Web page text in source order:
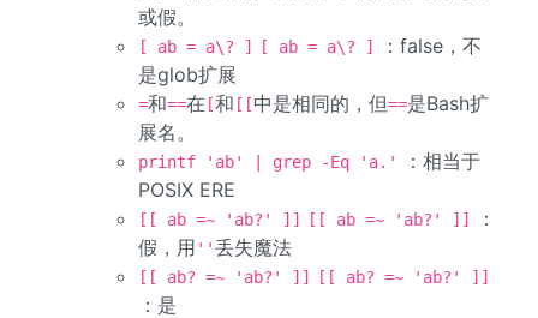
或假。
[ ab = a\? ] [ ab = a\? ]
：false，不
是glob扩展
=和==在 [和 [[中是相同的，但==是Bash扩
展名。
printf 'ab' | grep -Eq 'a.'
：相当于
POSIX ERE
[[ ab =~ 'ab?' ]] [[ ab =~ 'ab?' ]]
：
假，用 ''丢失魔法
[[ ab? =~ 'ab?' ]] [[ ab? =~ 'ab?' ]]
：是